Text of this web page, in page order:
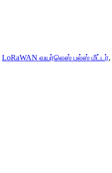
LoRaWAN வயர்லெஸ் பல்ஸ் மீட்டர்,